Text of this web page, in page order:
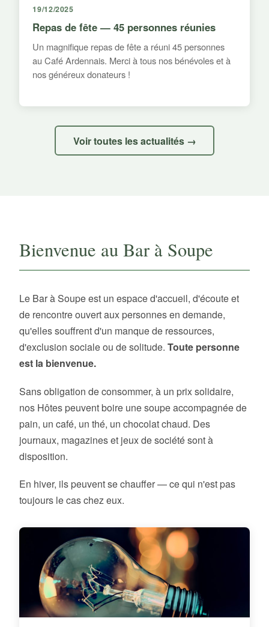
19/12/2025
Repas de fête — 45 personnes réunies
Un magnifique repas de fête a réuni 45 personnes
au Café Ardennais. Merci à tous nos bénévoles et à
nos généreux donateurs !
Voir toutes les actualités →
Bienvenue au Bar à Soupe
Le Bar à Soupe est un espace d'accueil, d'écoute et
de rencontre ouvert aux personnes en demande,
qu'elles souffrent d'un manque de ressources,
d'exclusion sociale ou de solitude. Toute personne
est la bienvenue.
Sans obligation de consommer, à un prix solidaire,
nos Hôtes peuvent boire une soupe accompagnée de
pain, un café, un thé, un chocolat chaud. Des
journaux, magazines et jeux de société sont à
disposition.
En hiver, ils peuvent se chauffer — ce qui n'est pas
toujours le cas chez eux.